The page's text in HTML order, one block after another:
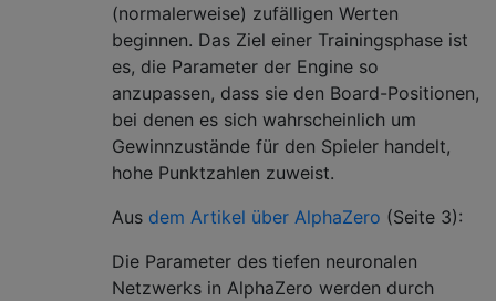
(normalerweise) zufälligen Werten
beginnen. Das Ziel einer Trainingsphase ist
es, die Parameter der Engine so
anzupassen, dass sie den Board-Positionen,
bei denen es sich wahrscheinlich um
Gewinnzustände für den Spieler handelt,
hohe Punktzahlen zuweist.
Aus dem Artikel über AlphaZero (Seite 3):
Die Parameter des tiefen neuronalen
Netzwerks in AlphaZero werden durch